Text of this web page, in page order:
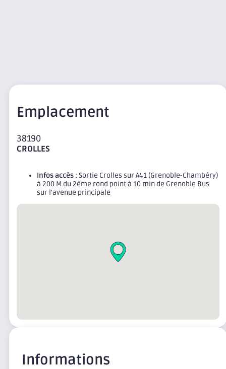
Emplacement
38190
CROLLES
Infos accès : Sortie Crolles sur A41 (Grenoble-Chambéry)
à 200 M du 2ème rond point à 10 min de Grenoble Bus
sur l'avenue principale
Informations